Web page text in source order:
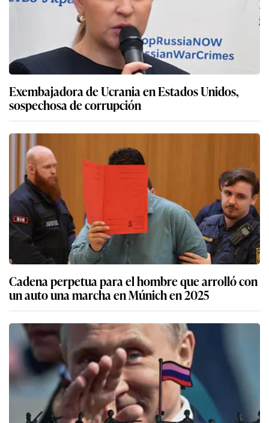
Exembajadora de Ucrania en Estados Unidos,
sospechosa de corrupción
Cadena perpetua para el hombre que arrolló con
un auto una marcha en Múnich en 2025